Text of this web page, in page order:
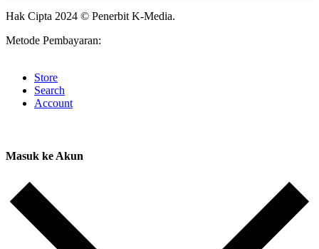
Hak Cipta 2024 © Penerbit K-Media.
Metode Pembayaran:
Store
Search
Account
Masuk ke Akun